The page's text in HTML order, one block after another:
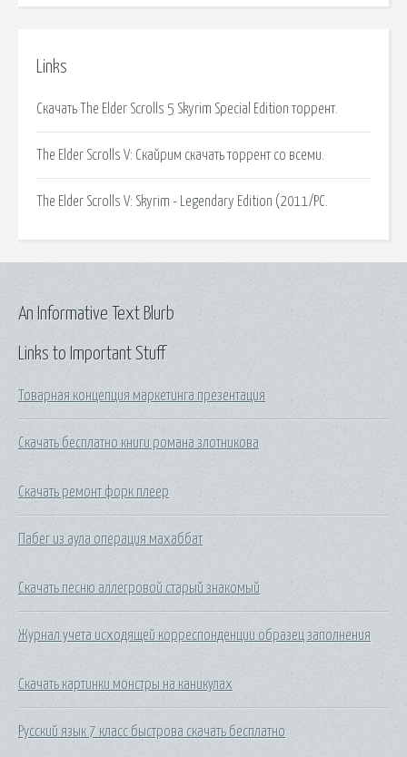
Links
Скачать The Elder Scrolls 5 Skyrim Special Edition торрент.
The Elder Scrolls V: Скайрим скачать торрент со всеми.
The Elder Scrolls V: Skyrim - Legendary Edition (2011/PC.
Links to Important Stuff
Товарная концепция маркетинга презентация
Скачать бесплатно книги романа злотникова
Скачать ремонт форк плеер
Пабег из аула операция махаббат
Скачать песню аллегровой старый знакомый
Журнал учета исходящей корреспонденции образец заполнения
Скачать картинки монстры на каникулах
Русский язык 7 класс быстрова скачать бесплатно
An Informative Text Blurb